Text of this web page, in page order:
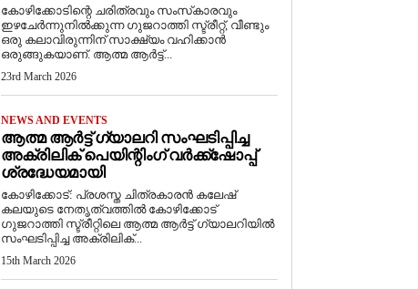
കോഴിക്കോടിന്റെ ചരിത്രവും സംസ്‌കാരവും
ഇഴചേർന്നുനിൽക്കുന്ന ഗുജറാത്തി സ്ട്രീറ്റ്, വീണ്ടും
ഒരു കലാവിരുന്നിന് സാക്ഷ്യം വഹിക്കാൻ
ഒരുങ്ങുകയാണ്. ആത്മ ആർട്ട്...
23rd March 2026
NEWS AND EVENTS
ആത്മ ആർട്ട് ഗ്യാലറി സംഘടിപ്പിച്ച
അക്രിലിക് പെയിന്റിംഗ് വർക്ക്‌ഷോപ്പ്
ശ്രദ്ധേയമായി
കോഴിക്കോട്: പ്രശസ്ത ചിത്രകാരൻ കലേഷ്
കലയുടെ നേതൃത്വത്തിൽ കോഴിക്കോട്
ഗുജറാത്തി സ്ട്രീറ്റിലെ ആത്മ ആർട്ട് ഗ്യാലറിയിൽ
സംഘടിപ്പിച്ച അക്രിലിക്...
15th March 2026